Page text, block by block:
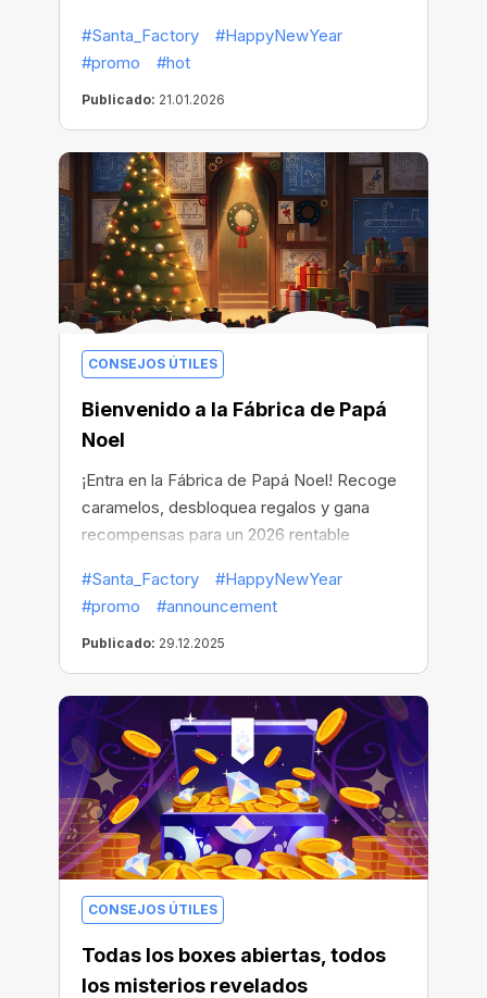
#Santa_Factory
#HappyNewYear
#promo
#hot
Publicado: 21.01.2026
CONSEJOS ÚTILES
Bienvenido a la Fábrica de Papá
Noel
¡Entra en la Fábrica de Papá Noel! Recoge
caramelos, desbloquea regalos y gana
recompensas para un 2026 rentable
#Santa_Factory
#HappyNewYear
#promo
#announcement
Publicado: 29.12.2025
CONSEJOS ÚTILES
Todas los boxes abiertas, todos
los misterios revelados